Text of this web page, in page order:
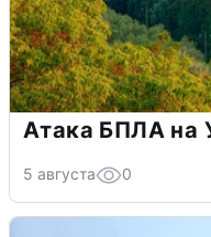
Атака БПЛА на
5 августа 0